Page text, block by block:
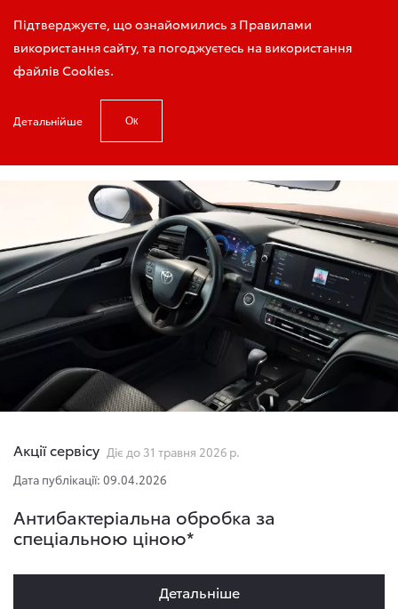
Підтверджуєте, що ознайомились з Правилами
використання сайту, та погоджуєтесь на використання
файлів Cookies.
Детальнійше Ок
Запис на тест-драйв
Головна Акції сервісу
Акції сервісу Діє до 31 травня 2026 р.
Дата публікації: 09.04.2026
Антибактеріальна обробка за
спеціальною ціною*
Детальнiше